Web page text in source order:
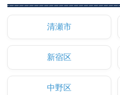
清瀬市
新宿区
中野区